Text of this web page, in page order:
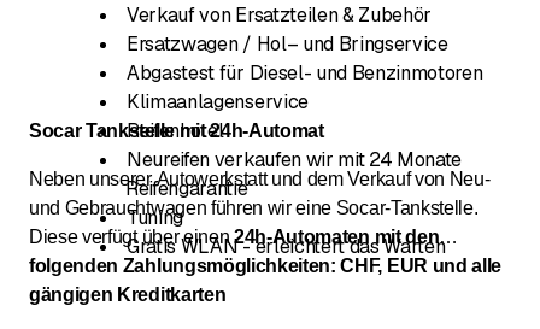
Verkauf von Ersatzteilen & Zubehör
Ersatzwagen / Hol– und Bringservice
Abgastest für Diesel- und Benzinmotoren
Klimaanlagenservice
Reifenhotel
Neureifen verkaufen wir mit 24 Monate
Reifengarantie
Tuning
Gratis WLAN - erleichtert das Warten
Socar Tankstelle mit 24h-Automat
Neben unserer Autowerkstatt und dem Verkauf von Neu-
und Gebrauchtwagen führen wir eine Socar-Tankstelle.
Diese verfügt über einen24h-Automaten mit den
folgenden Zahlungsmöglichkeiten: CHF, EUR und alle
gängigen Kreditkarten